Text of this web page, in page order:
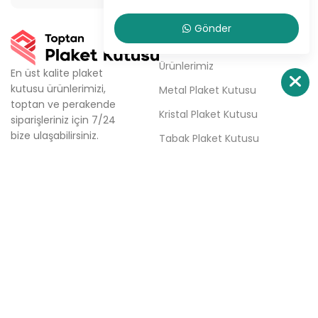
En üst kalite plaket
kutusu ürünlerimizi,
toptan ve perakende
siparişleriniz için 7/24
bize ulaşabilirsiniz.
KURUMSAL
Ürünlerimiz
Metal Plaket Kutusu
Kristal Plaket Kutusu
Tabak Plaket Kutusu
Gönder